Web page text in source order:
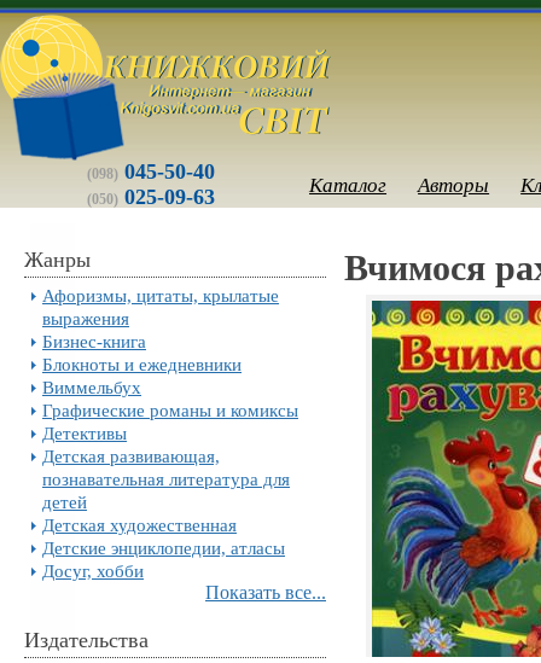
(098) 045-50-40
(050) 025-09-63 Каталог Авторы
Жанры
Афоризмы, цитаты, крылатые
выражения
Бизнес-книга
Блокноты и ежедневники
Виммельбух
Графические романы и комиксы
Детективы
Детская развивающая,
познавательная литература для
детей
Детская художественная
Детские энциклопедии, атласы
Досуг, хобби
Показать все...
Издательства
Вчимося